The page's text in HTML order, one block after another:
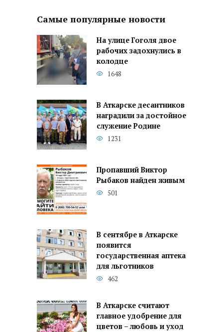
Самые популярные новости
На улице Гоголя двое
рабочих задохнулись в
колодце
1648
В Аткарске десантников
наградили за достойное
служение Родине
1231
Пропавший Виктор
Рыбаков найден живым
501
В сентябре в Аткарске
появится
государственная аптека
для льготников
462
В Аткарске считают
главное удобрение для
цветов – любовь и уход